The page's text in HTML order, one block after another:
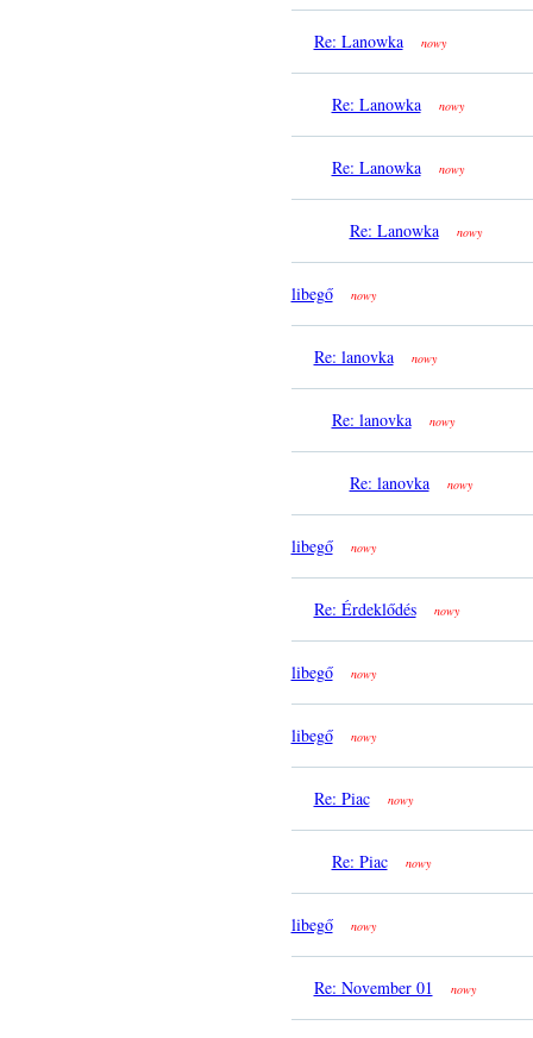
Re: Lanowka nowy
Re: Lanowka nowy
Re: Lanowka nowy
Re: Lanowka nowy
libegő nowy
Re: lanovka nowy
Re: lanovka nowy
Re: lanovka nowy
libegő nowy
Re: Érdeklődés nowy
libegő nowy
libegő nowy
Re: Piac nowy
Re: Piac nowy
libegő nowy
Re: November 01 nowy